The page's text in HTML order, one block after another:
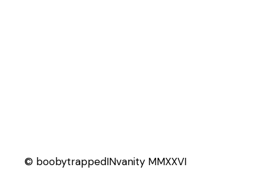
© boobytrappedINvanity MMXXVI